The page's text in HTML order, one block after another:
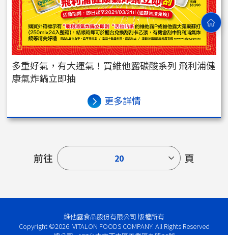
多重好氣，有大運氣！買維他露碳酸系列 飛利浦健
康氣炸鍋立即抽
更多詳情
前往 20 頁
維他露食品股份有限公司 版權所有
Copyright ©2026. VITALON FOODS COMPANY. All Rights Reserved